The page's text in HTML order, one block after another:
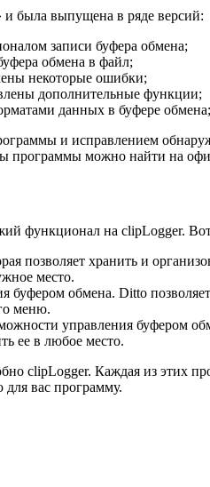
и была выпущена в ряде версий:
записи буфера обмена;
обмена в файл;
некоторые ошибки;
дополнительные функции;
данных в буфере обмена;
и исправлением
программы можно найти на
функционал на clipLogger.
позволяет хранить и
место.
буфером обмена. Ditto
меню.
управления буфером
ее в любое место.
clipLogger. Каждая из этих
вас программу.